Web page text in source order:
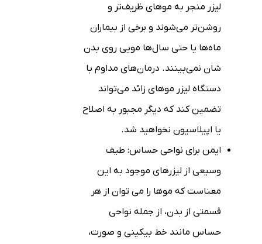
لیزر منجر به موهای ظریف‌تر و
روشن‌تر می‌شوند و برخی از بیماران
ماه‌ها یا حتی سال‌ها مویی روی بدن
شان نمی‌بینند. درمان‌های مداوم با
دستگاه لیزر موهای زائد می‌تواند
تضمین کند که دیگر مجبور به اصلاح
یا اپیلاسیون نخواهید شد.
ایمن برای نواحی حساس: طیف
وسیعی از لیزرهای موجود به این
معناست که موها را می توان از هر
قسمتی از بدن، از جمله نواحی
حساس مانند خط بیکینی و صورت،